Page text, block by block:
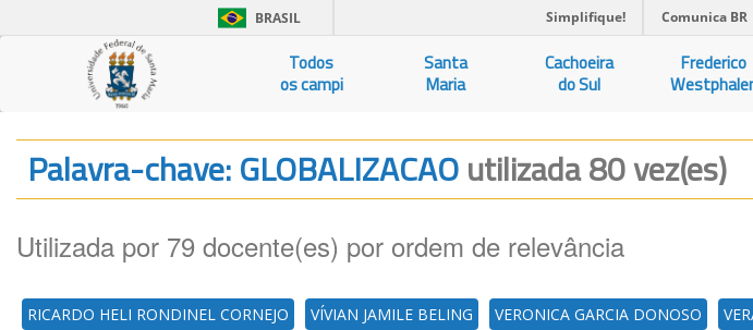
BRASIL Simplifique! Comunica BR
Todos
os campi
Santa
Maria
Cachoeira
do Sul
Frederico
Palavra-chave: GLOBALIZACAOutilizada 80 vez(es)
Utilizada por 79 docente(es) por ordem de relevância
RICARDO HELI RONDINEL CORNEJO VÍVIAN JAMILE BELING VERONICA GARCIA DONOSO